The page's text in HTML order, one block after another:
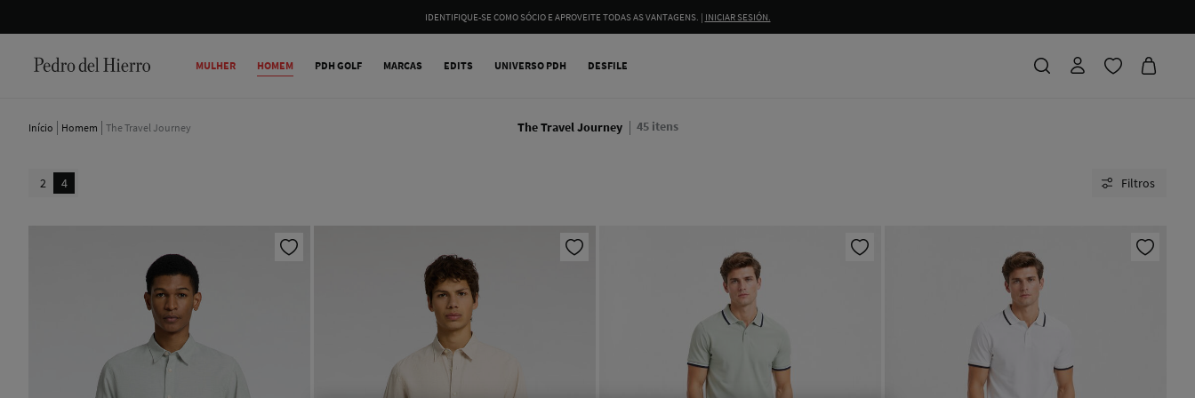
IDENTIFIQUE-SE COMO SÓCIO E APROVEITE TODAS AS VANTAGENS. | INICIAR SESIÓN.
MULHER HOMEM PDH GOLF MARCAS EDITS UNIVERSO PDH DESFILE
Início Homem The Travel Journey The Travel Journey 45 itens
2 4 Filtros